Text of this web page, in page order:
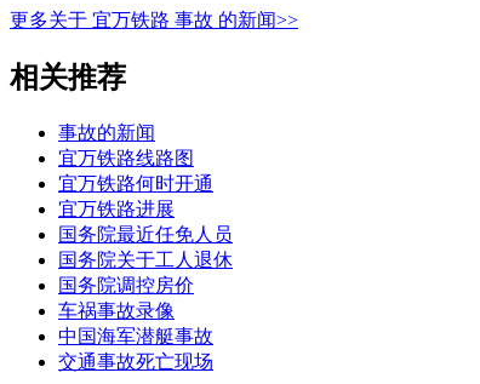
更多关于 宜万铁路 事故 的新闻>>
相关推荐
事故的新闻
宜万铁路线路图
宜万铁路何时开通
宜万铁路进展
国务院最近任免人员
国务院关于工人退休
国务院调控房价
车祸事故录像
中国海军潜艇事故
交通事故死亡现场